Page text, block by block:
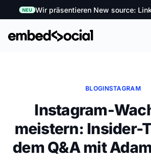
NEU Wir präsentieren New source:
BLOGINSTAGRAM
Instagram-
meistern: Insider-
dem Q&A mit